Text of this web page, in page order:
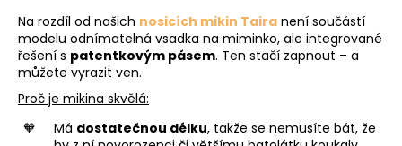
Na rozdíl od našich nosicích mikin Taira není součástí
modelu odnímatelná vsadka na miminko, ale integrované
řešení s patentkovým pásem. Ten stačí zapnout – a
můžete vyrazit ven.
Proč je mikina skvělá:
Má dostatečnou délku, takže se nemusíte bát, že